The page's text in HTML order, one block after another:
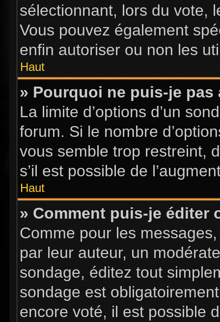
sélectionnant, lors du vote,
Vous pouvez également
enfin autoriser ou non les
Haut
» Pourquoi ne puis-je
La limite d’options d’un
forum. Si le nombre
vous semble trop restreint,
s’il est possible de
Haut
» Comment puis-je éditer
Comme pour les
par leur auteur, un
sondage, éditez tout
sondage est
encore voté, il est possible